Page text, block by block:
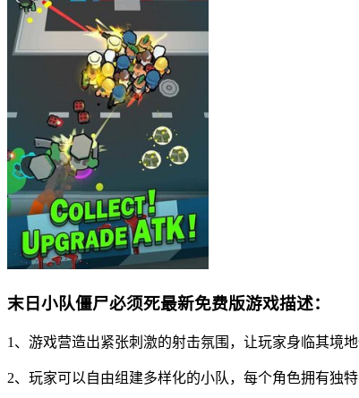
末日小队僵尸必须死最新免费版游戏描述：
1、游戏营造出紧张刺激的射击氛围，让玩家身临其境
2、玩家可以自由组建多样化的小队，每个角色拥有独